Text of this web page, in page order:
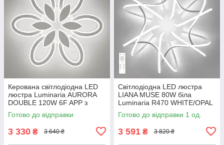
Керована світлодіодна LED
люстра Luminaria AURORA
DOUBLE 120W 6F APP з
пультом і додатком для
смартфону 620x80-WHITE-
Готово до відправки
3 330 ₴ 3 640 ₴
Світлодіодна LED люстра
LIANA MUSE 80W біла
Luminaria R470 WHITE/OPAL
7000Lm з пультом ДУ
Ø470х240мм
Готово до відправки 1 од.
3 591 ₴ 3 820 ₴